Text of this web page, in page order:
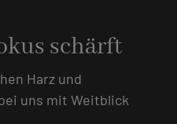
schärft
Harz und
uns mit Weitblick